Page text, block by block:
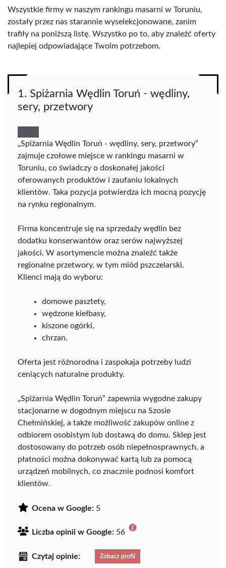
Wszystkie firmy w naszym rankingu masarni w Toruniu,
zostały przez nas starannie wyselekcjonowane, zanim
trafiły na poniższą listę. Wszystko po to, aby znaleźć oferty
najlepiej odpowiadające Twoim potrzebom.
1. Spiżarnia Wędlin Toruń - wędliny,
sery, przetwory
„Spiżarnia Wędlin Toruń - wędliny, sery, przetwory”
zajmuje czołowe miejsce w rankingu masarni w
Toruniu, co świadczy o doskonałej jakości
oferowanych produktów i zaufaniu lokalnych
klientów. Taka pozycja potwierdza ich mocną pozycję
na rynku regionalnym.
Firma koncentruje się na sprzedaży wędlin bez
dodatku konserwantów oraz serów najwyższej
jakości. W asortymencie można znaleźć także
regionalne przetwory, w tym miód pszczelarski.
Klienci mają do wyboru:
domowe pasztety,
wędzone kiełbasy,
kiszone ogórki,
chrzan.
Oferta jest różnorodna i zaspokaja potrzeby ludzi
ceniących naturalne produkty.
„Spiżarnia Wędlin Toruń” zapewnia wygodne zakupy
stacjonarne w dogodnym miejscu na Szosie
Chełmińskiej, a także możliwość zakupów online z
odbiorem osobistym lub dostawą do domu. Sklep jest
dostosowany do potrzeb osób niepełnosprawnych, a
płatności można dokonywać kartą lub za pomocą
urządzeń mobilnych, co znacznie podnosi komfort
klientów.
Ocena w Google: 5
Liczba opinii w Google: 56
Czytaj opinie: Zobacz profil